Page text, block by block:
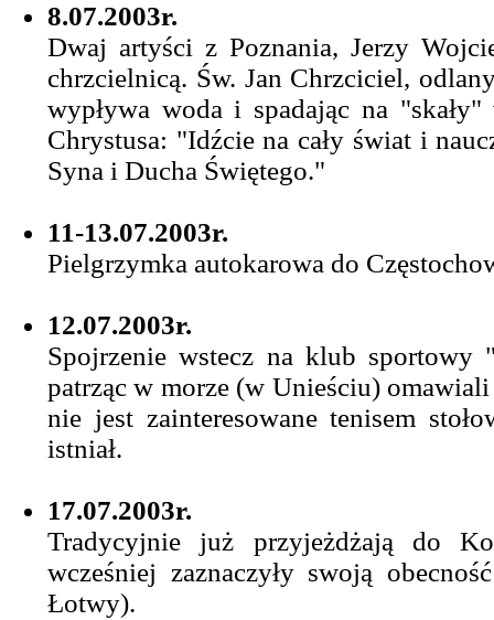
8.07.2003r.
Dwaj artyści z Poznania, Jerzy
chrzcielnicą. Św. Jan Chrzciciel,
wypływa woda i spadając na
Chrystusa: "Idźcie na cały świat i
Syna i Ducha Świętego."
11-13.07.2003r.
Pielgrzymka autokarowa do
12.07.2003r.
Spojrzenie wstecz na klub
patrząc w morze (w Unieściu)
nie jest zainteresowane tenisem
istniał.
17.07.2003r.
Tradycyjnie już przyjeżdżają do
wcześniej zaznaczyły swoją
Łotwy).